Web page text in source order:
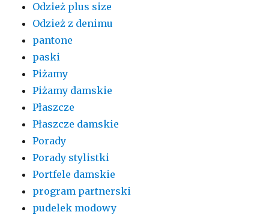
Odzież plus size
Odzież z denimu
pantone
paski
Piżamy
Piżamy damskie
Płaszcze
Płaszcze damskie
Porady
Porady stylistki
Portfele damskie
program partnerski
pudelek modowy